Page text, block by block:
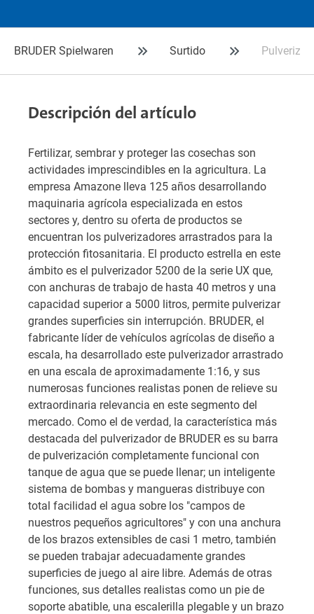
BRUDER Spielwaren Surtido
Descripción del artículo
Fertilizar, sembrar y proteger las cosechas son
actividades imprescindibles en la agricultura. La
empresa Amazone lleva 125 años desarrollando
maquinaria agrícola especializada en estos
sectores y, dentro su oferta de productos se
encuentran los pulverizadores arrastrados para la
protección fitosanitaria. El producto estrella en este
ámbito es el pulverizador 5200 de la serie UX que,
con anchuras de trabajo de hasta 40 metros y una
capacidad superior a 5000 litros, permite pulverizar
grandes superficies sin interrupción. BRUDER, el
fabricante líder de vehículos agrícolas de diseño a
escala, ha desarrollado este pulverizador arrastrado
en una escala de aproximadamente 1:16, y sus
numerosas funciones realistas ponen de relieve su
extraordinaria relevancia en este segmento del
mercado. Como el de verdad, la característica más
destacada del pulverizador de BRUDER es su barra
de pulverización completamente funcional con
tanque de agua que se puede llenar; un inteligente
sistema de bombas y mangueras distribuye con
total facilidad el agua sobre los "campos de
nuestros pequeños agricultores" y con una anchura
de los brazos extensibles de casi 1 metro, también
se pueden trabajar adecuadamente grandes
superficies de juego al aire libre. Además de otras
funciones, sus detalles realistas como un pie de
soporte abatible, una escalerilla plegable y un brazo